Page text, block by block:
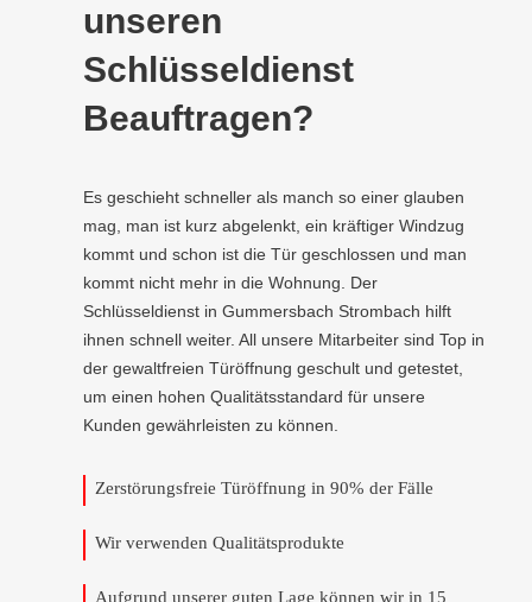
unseren
Schlüsseldienst
Beauftragen?
Es geschieht schneller als manch so einer glauben
mag, man ist kurz abgelenkt, ein kräftiger Windzug
kommt und schon ist die Tür geschlossen und man
kommt nicht mehr in die Wohnung. Der
Schlüsseldienst in Gummersbach Strombach hilft
ihnen schnell weiter. All unsere Mitarbeiter sind Top in
der gewaltfreien Türöffnung geschult und getestet,
um einen hohen Qualitätsstandard für unsere
Kunden gewährleisten zu können.
Zerstörungsfreie Türöffnung in 90% der Fälle
Wir verwenden Qualitätsprodukte
Aufgrund unserer guten Lage können wir in 15